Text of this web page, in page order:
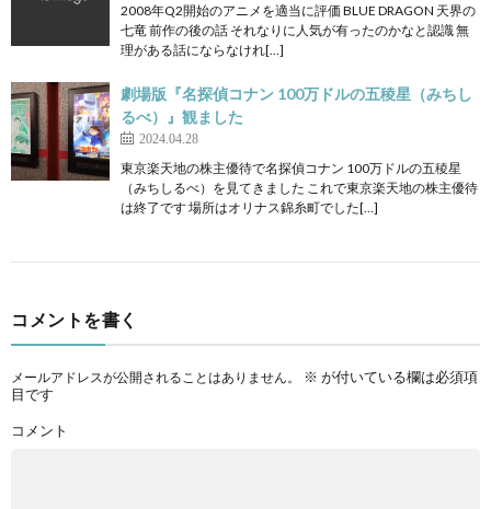
2008年Q2開始のアニメを適当に評価 BLUE DRAGON 天界の
七竜 前作の後の話 それなりに人気が有ったのかなと認識 無
理がある話にならなけれ[…]
劇場版『名探偵コナン 100万ドルの五稜星（みちし
るべ）』観ました
2024.04.28
東京楽天地の株主優待で名探偵コナン 100万ドルの五稜星
（みちしるべ）を見てきました これで東京楽天地の株主優待
は終了です 場所はオリナス錦糸町でした[…]
コメントを書く
メールアドレスが公開されることはありません。 ※ が付いている欄は必須項
目です
コメント